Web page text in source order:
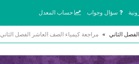
سؤال وجواب حساب المعدل
الفصل الثاني » مراجعة كيمياء الصف العاشر الفصل الثاني 2025-2026 أ سيد بدراوي